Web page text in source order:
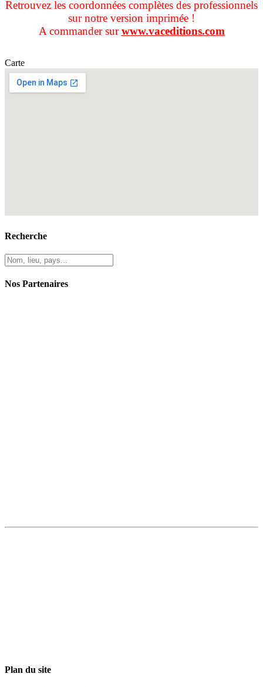
Retrouvez les coordonnées complètes des professionnels
sur notre version imprimée !
A commander surwww.vaceditions.com
Carte
Recherche
Nos Partenaires
Plan du site